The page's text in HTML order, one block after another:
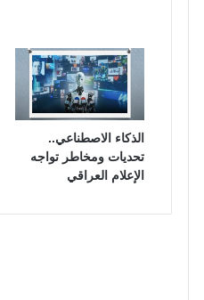
الذكاء الاصطناعي..
تحديات ومخاطر تواجه
الإعلام العراقي